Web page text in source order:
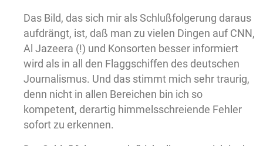
Das Bild, das sich mir als Schlußfolgerung daraus
aufdrängt, ist, daß man zu vielen Dingen auf CNN,
Al Jazeera (!) und Konsorten besser informiert
wird als in all den Flaggschiffen des deutschen
Journalismus. Und das stimmt mich sehr traurig,
denn nicht in allen Bereichen bin ich so
kompetent, derartig himmelsschreiende Fehler
sofort zu erkennen.